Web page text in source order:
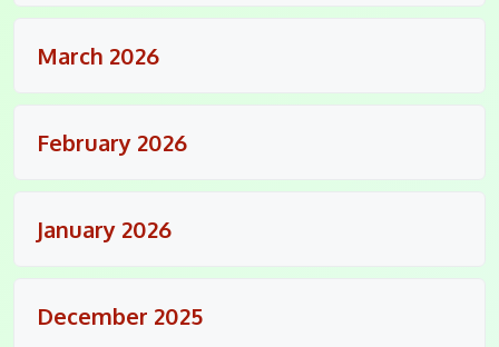
March 2026
February 2026
January 2026
December 2025